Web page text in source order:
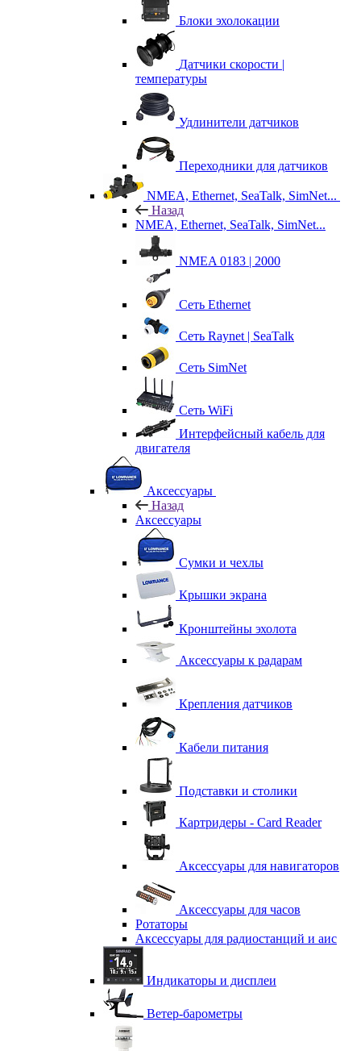
Блоки эхолокации
Датчики скорости |
температуры
Удлинители датчиков
Переходники для датчиков
NMEA, Ethernet, SeaTalk, SimNet...
Назад
NMEA, Ethernet, SeaTalk, SimNet...
NMEA 0183 | 2000
Сеть Ethernet
Сеть Raynet | SeaTalk
Сеть SimNet
Сеть WiFi
Интерфейсный кабель для
двигателя
Аксессуары
Назад
Аксессуары
Сумки и чехлы
Крышки экрана
Кронштейны эхолота
Аксессуары к радарам
Крепления датчиков
Кабели питания
Подставки и столики
Картридеры - Card Reader
Аксессуары для навигаторов
Аксессуары для часов
Ротаторы
Аксессуары для радиостанций и аис
Индикаторы и дисплеи
Ветер-барометры